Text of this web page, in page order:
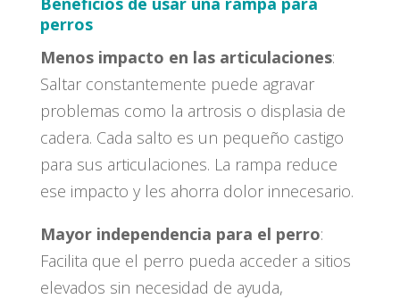
perros
Menos impacto en las articulaciones:
Saltar constantemente puede agravar
problemas como la artrosis o displasia de
cadera. Cada salto es un pequeño castigo
para sus articulaciones. La rampa reduce
ese impacto y les ahorra dolor innecesario.
Mayor independencia para el perro:
Facilita que el perro pueda acceder a sitios
elevados sin necesidad de ayuda,